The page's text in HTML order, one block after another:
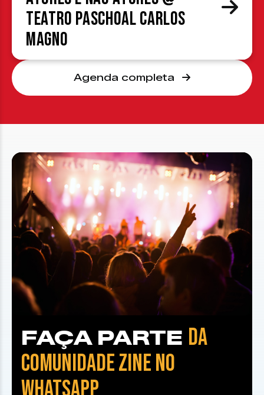
Teatro Paschoal Carlos
Magno
Agenda completa
FAÇA PARTE DA
COMUNIDADE ZINE NO